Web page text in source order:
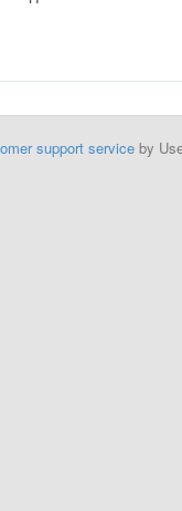
support service by